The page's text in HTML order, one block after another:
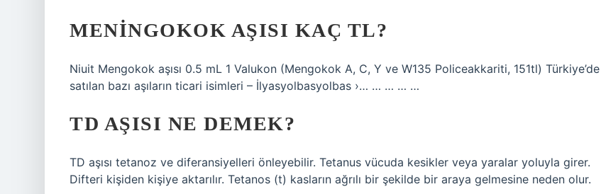
MENINGOKOK AŞISI KAÇ TL?
Niuit Mengokok aşısı 0.5 mL 1 Valukon (Mengokok A, C, Y ve W135 Policeakkariti, 151tl) Türkiye’de
satılan bazı aşıların ticari isimleri – İlyasyolbasyolbas ›… … … … …
TD AŞISI NE DEMEK?
TD aşısı tetanoz ve diferansiyelleri önleyebilir. Tetanus vücuda kesikler veya yaralar yoluyla girer.
Difteri kişiden kişiye aktarılır. Tetanos (t) kasların ağrılı bir şekilde bir araya gelmesine neden olur.